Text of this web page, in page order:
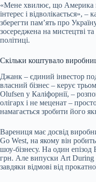
«Мене хвилює, що Америка
інтерес і відволікається»,
зберегти пам’ять про
зосереджена на мистецтві
політиці.
Скільки коштувало
Джанк – єдиний інвестор
власний бізнес – керує
Olufsen у Каліфорнії, –
олігарх і не меценат –
намагається зробити його
Варениця має досвід
Go West, на якому він
шоу-бізнесу. На один
грн. Але випуски Art During
завдяки відмові від